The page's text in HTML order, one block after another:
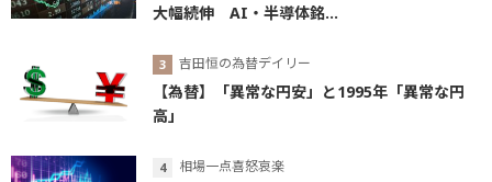
大幅続伸 AI・半導体銘...
吉田恒の為替デイリー
【為替】「異常な円安」と1995年「異常な円
高」
相場一点喜怒哀楽